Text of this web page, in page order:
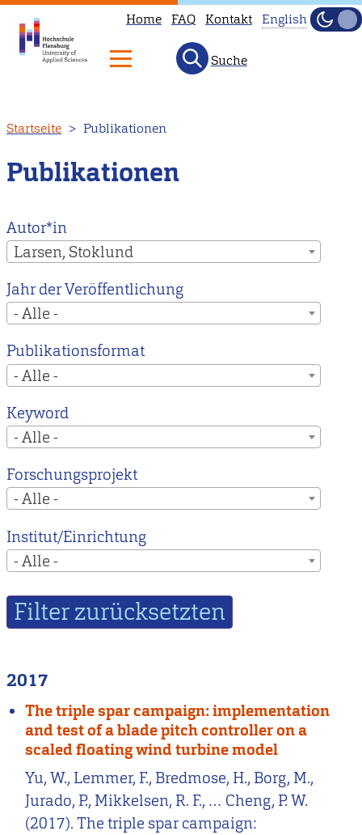
zum
Inhalt
Home FAQ Kontakt
to
our
main
instead.
English
Hell
Suche
Startseite Publikationen
Publikationen
Autor*in
Larsen, Stoklund
Jahr der Veröffentlichung
- Alle -
Publikationsformat
- Alle -
Keyword
- Alle -
Forschungsprojekt
- Alle -
Institut/Einrichtung
- Alle -
2017
The triple spar campaign: implementation
and test of a blade pitch controller on a
scaled floating wind turbine model
Yu, W., Lemmer, F., Bredmose, H., Borg, M.,
Jurado, P., Mikkelsen, R. F., … Cheng, P. W.
(2017). The triple spar campaign: